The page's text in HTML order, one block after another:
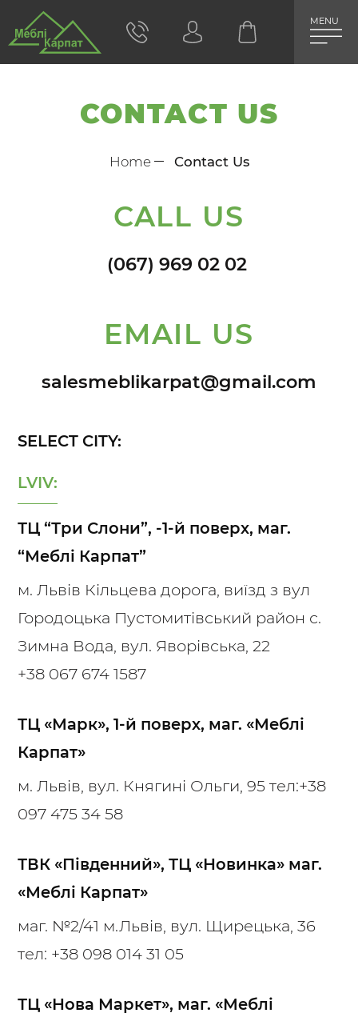
MENU
CONTACT US
Home Contact Us
CALL US
(067) 969 02 02
EMAIL US
salesmeblikarpat@gmail.com
SELECT CITY:
LVIV:
ТЦ “Три Слони”, -1-й поверх, маг.
“Меблі Карпат”
м. Львів Кільцева дорога, виїзд з вул
Городоцька Пустомитівський район с.
Зимна Вода, вул. Яворівська, 22
+38 067 674 1587
ТЦ «Марк», 1-й поверх, маг. «Меблі
Карпат»
м. Львів, вул. Княгині Ольги, 95 тел:+38
097 475 34 58
ТВК «Південний», ТЦ «Новинка» маг.
«Меблі Карпат»
маг. №2/41 м.Львів, вул. Щирецька, 36
тел: +38 098 014 31 05
ТЦ «Нова Маркет», маг. «Меблі